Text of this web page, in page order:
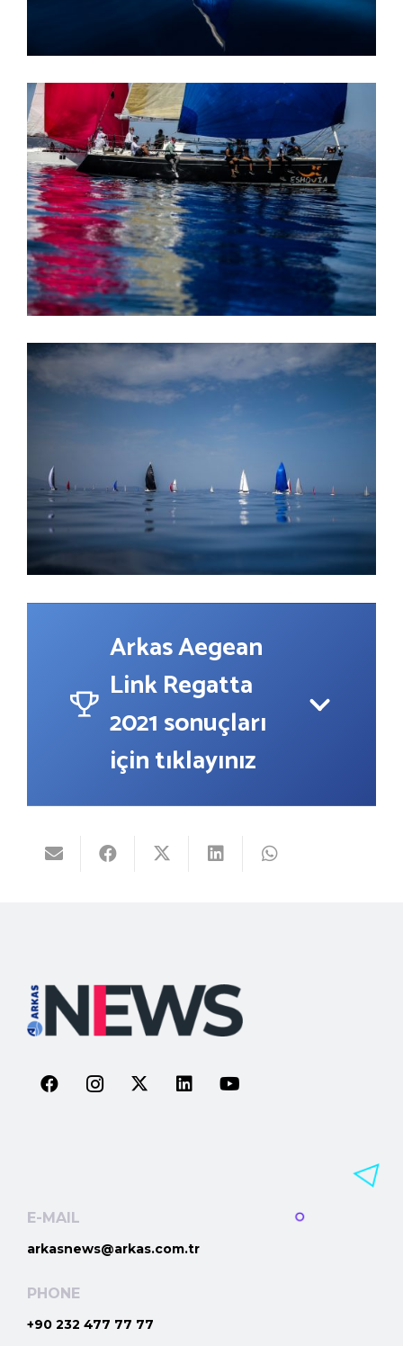
Arkas Aegean
Link Regatta
2021 sonuçları
için tıklayınız
E-MAIL
arkasnews@arkas.com.tr
PHONE
+90 232 477 77 77